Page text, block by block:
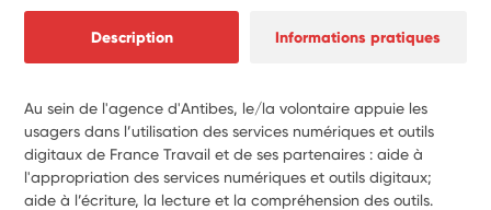
Description Informations pratiques
Au sein de l'agence d'Antibes, le/la volontaire appuie les
usagers dans l’utilisation des services numériques et outils
digitaux de France Travail et de ses partenaires : aide à
l'appropriation des services numériques et outils digitaux;
aide à l’écriture, la lecture et la compréhension des outils.